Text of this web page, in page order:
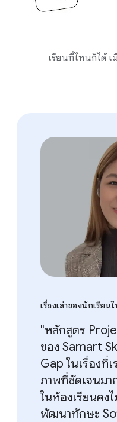
เรียนที่ไหนก็ได้ เ
เรื่องเล่าของนักเรียน
"หลักสูตร
ของ Samart
Gap ในเรื่องที่
ภาพที่ชัดเจนม
ในห้องเรียนคง
พัฒนาทักษะ